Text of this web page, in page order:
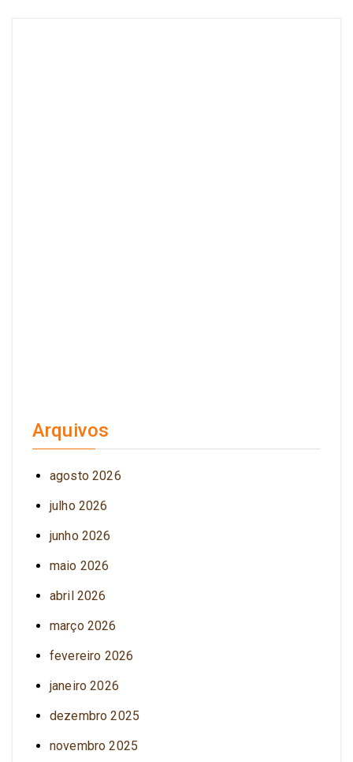
Arquivos
agosto 2026
julho 2026
junho 2026
maio 2026
abril 2026
março 2026
fevereiro 2026
janeiro 2026
dezembro 2025
novembro 2025